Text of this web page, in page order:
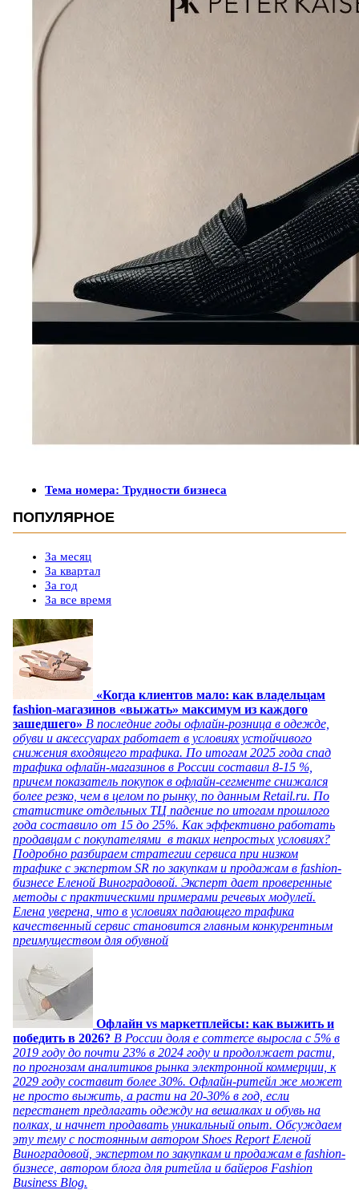
Тема номера: Трудности бизнеса
ПОПУЛЯРНОЕ
За месяц
За квартал
За год
За все время
«Когда клиентов мало: как владельцам
fashion-магазинов «выжать» максимум из каждого
зашедшего» В последние годы офлайн-розница в одежде,
обуви и аксессуарах работает в условиях устойчивого
снижения входящего трафика. По итогам 2025 года спад
трафика офлайн-магазинов в России составил 8-15 %,
причем показатель покупок в офлайн-сегменте снижался
более резко, чем в целом по рынку, по данным Retail.ru. По
статистике отдельных ТЦ падение по итогам прошлого
года составило от 15 до 25%. Как эффективно работать
продавцам с покупателями в таких непростых условиях?
Подробно разбираем стратегии сервиса при низком
трафике с экспертом SR по закупкам и продажам в fashion-
бизнесе Еленой Виноградовой. Эксперт дает проверенные
методы с практическими примерами речевых модулей.
Елена уверена, что в условиях падающего трафика
качественный сервис становится главным конкурентным
преимуществом для обувной
Офлайн vs маркетплейсы: как выжить и
победить в 2026? В России доля e commerce выросла с 5% в
2019 году до почти 23% в 2024 году и продолжает расти,
по прогнозам аналитиков рынка электронной коммерции, к
2029 году составит более 30%. Офлайн-ритейл же может
не просто выжить, а расти на 20-30% в год, если
перестанет предлагать одежду на вешалках и обувь на
полках, и начнет продавать уникальный опыт. Обсуждаем
эту тему с постоянным автором Shoes Report Еленой
Виноградовой, экспертом по закупкам и продажам в fashion-
бизнесе, автором блога для ритейла и байеров Fashion
Business Blog.